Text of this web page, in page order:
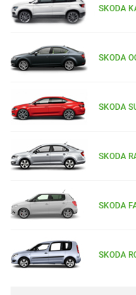
SKODA
SKODA
SKODA
SKODA
SKODA
SKODA